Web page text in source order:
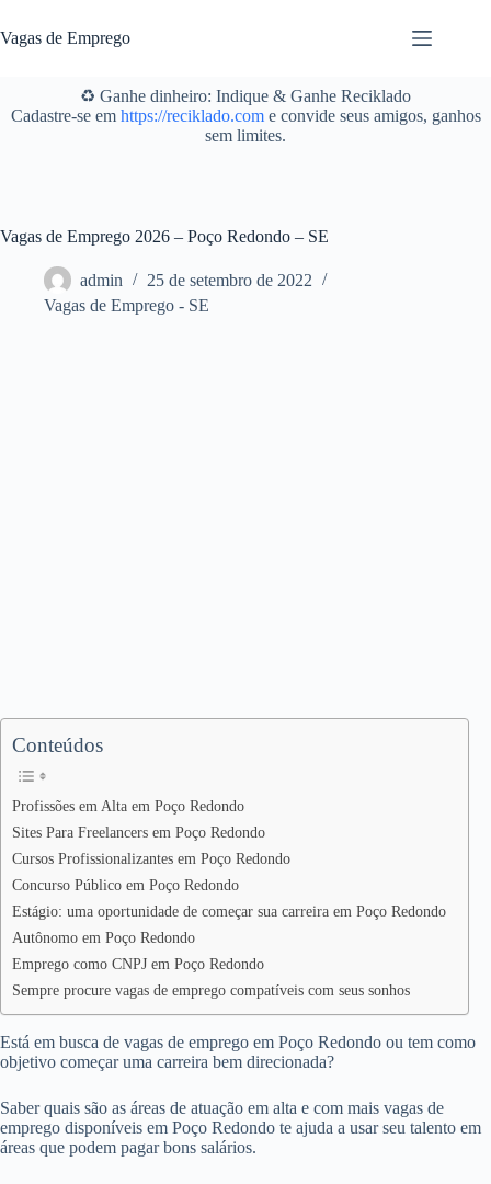
para
o
Vagas de Emprego
♻️ Ganhe dinheiro: Indique & Ganhe Reciklado
Cadastre-se em https://reciklado.come convide seus amigos, ganhos
sem limites.
Vagas de Emprego 2026 – Poço Redondo – SE
admin
25 de setembro de 2022
Vagas de Emprego - SE
Conteúdos
Profissões em Alta em Poço Redondo
Sites Para Freelancers em Poço Redondo
Cursos Profissionalizantes em Poço Redondo
Concurso Público em Poço Redondo
Estágio: uma oportunidade de começar sua carreira em Poço Redondo
Autônomo em Poço Redondo
Emprego como CNPJ em Poço Redondo
Sempre procure vagas de emprego compatíveis com seus sonhos
Está em busca de vagas de emprego em Poço Redondo ou tem como
objetivo começar uma carreira bem direcionada?
Saber quais são as áreas de atuação em alta e com mais vagas de
emprego disponíveis em Poço Redondo te ajuda a usar seu talento em
áreas que podem pagar bons salários.